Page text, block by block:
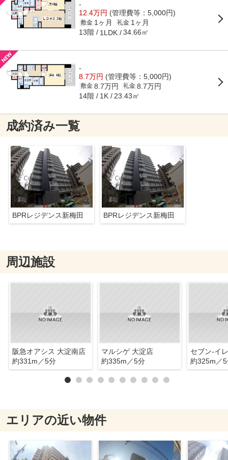
-
12.4万円 (管理費等：5,000円)
敷金 1ヶ月 礼金 1ヶ月
13階 1LDK 34.66㎡
-
8.7万円 (管理費等：5,000円)
敷金 8.7万円 礼金 8.7万円
14階 1K 23.43㎡
成約済み一覧
BPRレジデンス新梅田 BPRレジデンス新梅田
周辺施設
阪急オアシス 大淀南店
約331m／5分
マルシゲ 大淀店
約335m／5分
約325m／
エリアの近い物件